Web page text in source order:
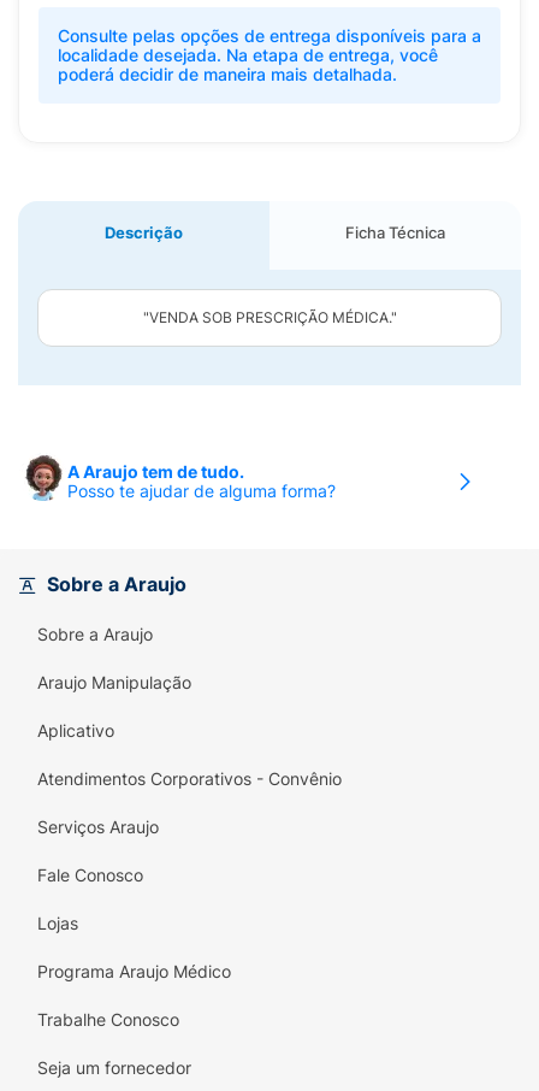
Consulte pelas opções de entrega disponíveis para a
localidade desejada. Na etapa de entrega, você
poderá decidir de maneira mais detalhada.
Descrição Ficha Técnica
"VENDA SOB PRESCRIÇÃO MÉDICA."
A Araujo tem de tudo.
Posso te ajudar de alguma forma?
Sobre a Araujo
Sobre a Araujo
Araujo Manipulação
Aplicativo
Atendimentos Corporativos - Convênio
Serviços Araujo
Fale Conosco
Lojas
Programa Araujo Médico
Trabalhe Conosco
Seja um fornecedor